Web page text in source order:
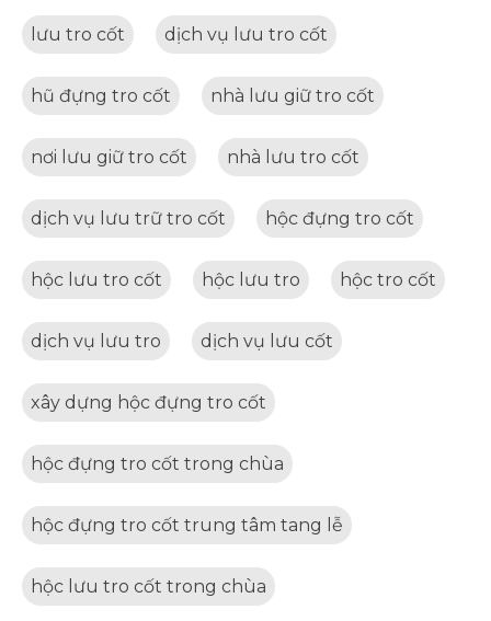
lưu tro cốt dịch vụ lưu tro cốt
hũ đựng tro cốt nhà lưu giữ tro cốt
nơi lưu giữ tro cốt nhà lưu tro cốt
dịch vụ lưu trữ tro cốt hộc đựng tro cốt
hộc lưu tro cốt hộc lưu tro hộc tro cốt
dịch vụ lưu tro dịch vụ lưu cốt
xây dựng hộc đựng tro cốt
hộc đựng tro cốt trong chùa
hộc đựng tro cốt trung tâm tang lễ
hộc lưu tro cốt trong chùa